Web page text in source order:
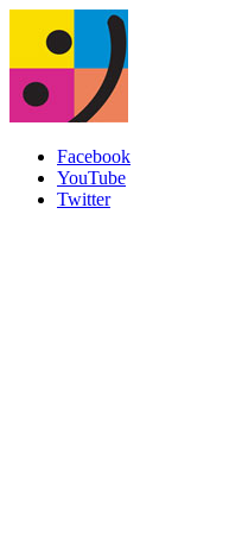
Facebook
YouTube
Twitter